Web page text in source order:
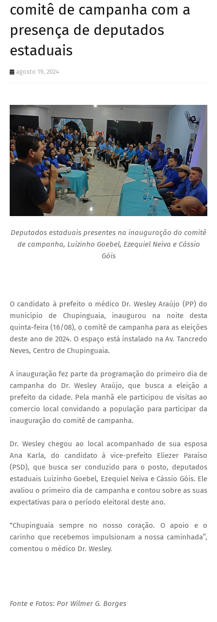
comitê de campanha com a
presença de deputados
estaduais
agosto 19, 2024
Deputados estaduais presentes na inauguração do comitê
de campanha, Luizinho Goebel, Ezequiel Neiva e Cássio
Góis
O candidato à prefeito o médico Dr. Wesley Araújo (PP) do
município de Chupinguaia, inaugurou na noite desta
quinta-feira (16/08), o comitê de campanha para as eleições
deste ano de 2024. O espaço está instalado na Av. Tancredo
Neves, Centro de Chupinguaia.
A inauguração fez parte da programação do primeiro dia de
campanha do Dr. Wesley Araújo, que busca a eleição a
prefeito da cidade. Pela manhã ele participou de visitas ao
comercio local convidando a população para participar da
inauguração do comitê de campanha.
Dr. Wesley chegou ao local acompanhado de sua esposa
Ana Karla, do candidato à vice-prefeito Eliezer Paraíso
(PSD), que busca ser conduzido para o posto, deputados
estaduais Luizinho Goebel, Ezequiel Neiva e Cássio Góis. Ele
avaliou o primeiro dia de campanha e contou sobre as suas
expectativas para o período eleitoral deste ano.
“Chupinguaia sempre no nosso coração. O apoio e o
carinho que recebemos impulsionam a nossa caminhada”,
comentou o médico Dr. Wesley.
Fonte e Fotos: Por Wilmer G. Borges